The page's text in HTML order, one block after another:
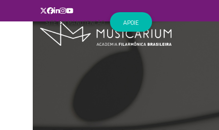
Twitter
Facebook
LinkedIn
Instagram
YouTube
SITE EM MANUTENÇÃO APOIE